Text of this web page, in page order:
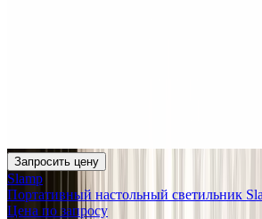
Запросить цену
Slamp
Портативный настольный светильник
Цена по запросу